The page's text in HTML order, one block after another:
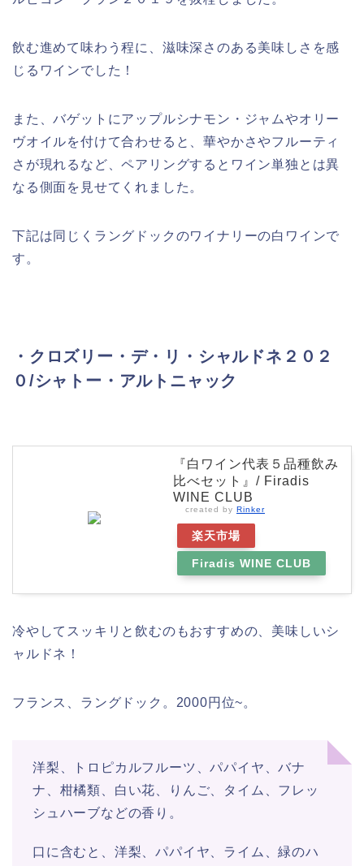
飲む進めて味わう程に、滋味深さのある美味しさを感
じるワインでした！
また、バゲットにアップルシナモン・ジャムやオリー
ヴオイルを付けて合わせると、華やかさやフルーティ
さが現れるなど、ペアリングするとワイン単独とは異
なる側面を見せてくれました。
下記は同じくラングドックのワイナリーの白ワインで
す。
・クロズリー・デ・リ・シャルドネ２０２
０/シャトー・アルトニャック
『白ワイン代表５品種飲み
比べセット』/ Firadis
WINE CLUB
created by Rinker
楽天市場
Firadis WINE CLUB
冷やしてスッキリと飲むのもおすすめの、美味しいシ
ャルドネ！
フランス、ラングドック。2000円位~。
洋梨、トロピカルフルーツ、パパイヤ、バナ
ナ、柑橘類、白い花、りんご、タイム、フレッ
シュハーブなどの香り。
口に含むと、洋梨、パパイヤ、ライム、緑のハ